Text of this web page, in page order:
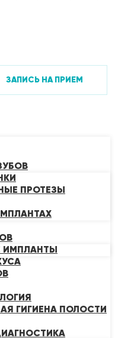
ЗАПИСЬ НА ПРИЕМ
ПРОТЕЗЫ
ИМПЛАНТЫ
ГИГИЕНА ПОЛОСТИ